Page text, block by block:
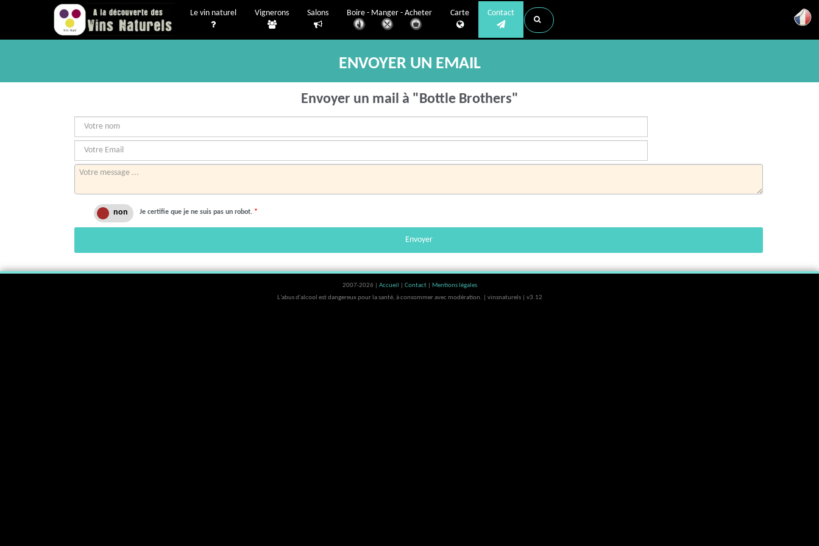
Le vin naturel Vignerons Salons Boire - Manger - Acheter Carte Contact
ENVOYER UN EMAIL
Envoyer un mail à "Bottle Brothers"
Je certifie que je ne suis pas un robot. *
Envoyer
2007-2026 | Accueil Contact
Mentions légales
L'abus d'alcool est dangereux pour la santé, à consommer avec modération. | vinsnaturels | v3.12